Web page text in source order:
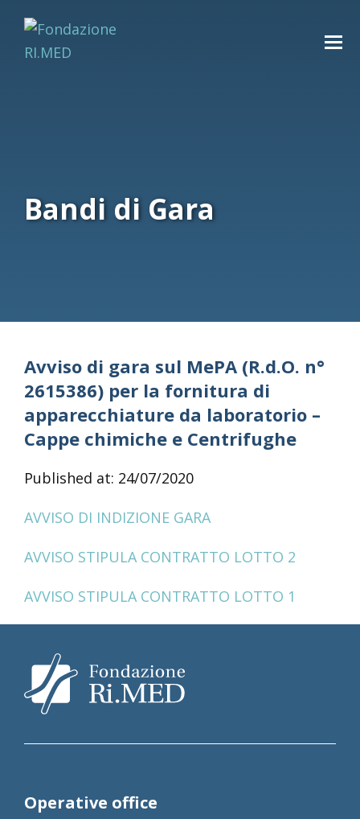
Bandi di Gara
Avviso di gara sul MePA (R.d.O. n°
2615386) per la fornitura di
apparecchiature da laboratorio –
Cappe chimiche e Centrifughe
Published at: 24/07/2020
AVVISO DI INDIZIONE GARA
AVVISO STIPULA CONTRATTO LOTTO 2
AVVISO STIPULA CONTRATTO LOTTO 1
Operative office